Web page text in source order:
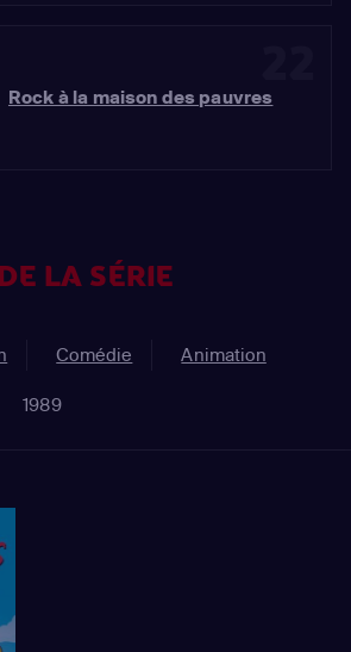
Rock à la maison des pauvres
LA SÉRIE
Comédie Animation
1989